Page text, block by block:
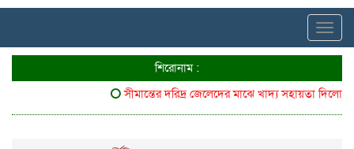
শিরোনাম :
সীমান্তের দরিদ্র জেলেদের মাঝে খাদ্য সহায়তা দিলো ৬৪